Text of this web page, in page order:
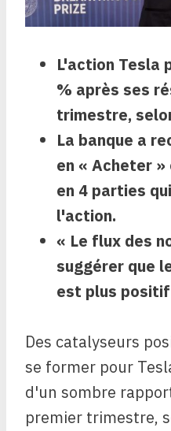
L'action Tesla
% après ses
trimestre,
La banque a
en « Acheter
en 4 parties
l'action.
« Le flux des
suggérer que
est plus
Des catalyseurs
se former pour
d'un sombre
premier trimestre,